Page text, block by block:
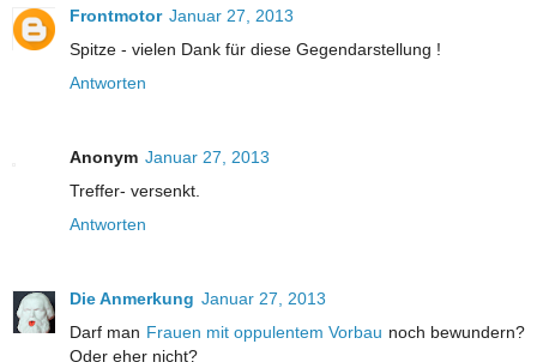
Frontmotor Januar 27, 2013
Spitze - vielen Dank für diese Gegendarstellung !
Antworten
Anonym Januar 27, 2013
Treffer- versenkt.
Antworten
Die Anmerkung Januar 27, 2013
Darf man Frauen mit oppulentem Vorbau noch bewundern?
Oder eher nicht?